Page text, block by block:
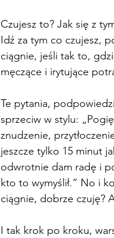
Czujesz to? Jak się z
Idź za tym co czujesz,
ciągnie, jeśli tak to,
męczące i irytujące
Te pytania,
sprzeciw w stylu:
znudzenie,
jeszcze tylko 15 minut
odwrotnie dam radę i
kto to wymyślił.” No i
ciągnie, dobrze czuję?
I tak krok po kroku,